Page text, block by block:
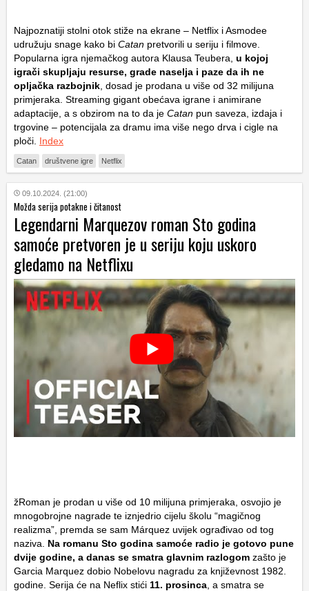
Najpoznatiji stolni otok stiže na ekrane – Netflix i Asmodee
udružuju snage kako bi Catan pretvorili u seriju i filmove.
Popularna igra njemačkog autora Klausa Teubera, u kojoj
igrači skupljaju resurse, grade naselja i paze da ih ne
opljačka razbojnik , dosad je prodana u više od 32 milijuna
primjeraka. Streaming gigant obećava igrane i animirane
adaptacije, a s obzirom na to da je Catan pun saveza, izdaja i
trgovine – potencijala za dramu ima više nego drva i cigle na
ploči. Index
Catan društvene igre Netflix
09.10.2024. (21:00)
Možda serija potakne i čitanost
Legendarni Marquezov roman Sto godina
samoće pretvoren je u seriju koju uskoro
gledamo na Netflixu
žRoman je prodan u više od 10 milijuna primjeraka, osvojio je
mnogobrojne nagrade te iznjedrio cijelu školu “magičnog
realizma”, premda se sam Márquez uvijek ograđivao od tog
naziva.
Na romanu Sto godina samoće radio je gotovo pune
dvije godine, a danas se smatra glavnim razlogom zašto je
Garcia Marquez dobio Nobelovu nagradu za književnost 1982.
godine. Serija će na Neflix stići 11. prosinca , a smatra se